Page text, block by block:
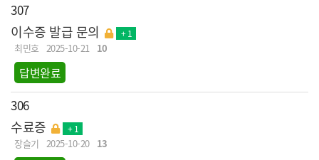
307
이수증 발급 문의 + 1
최민호 2025-10-21 10
답변완료
306
수료증 + 1
장슬기 2025-10-20 13